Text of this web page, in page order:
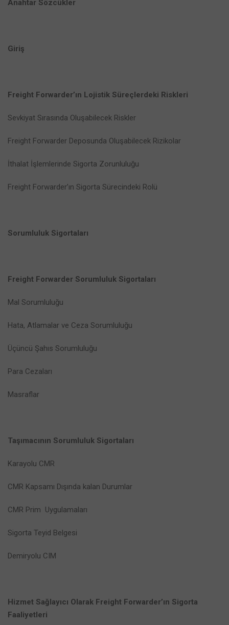
Anahtar Sözcükler
Giriş
Freight Forwarder’ın Lojistik Süreçlerdeki Riskleri
Sevkiyat Sırasında Oluşabilecek Riskler
Freight Forwarder Deposunda Oluşabilecek Rizikolar
İthalat İşlemlerinde Sigorta Zorunluluğu
Freight Forwarder’ın Sigorta Sürecindeki Rolü
Sorumluluk Sigortaları
Freight Forwarder Sorumluluk Sigortaları
Mal Sorumluluğu
Hata, Atlamalar ve Ceza Sorumluluğu
Üçüncü Şahıs Sorumluluğu
Para Cezaları
Masraflar
Taşımacının Sorumluluk Sigortaları
Karayolu CMR
CMR Kapsamı Dışında kalan Durumlar
CMR Prim Uygulamaları
Sigorta Teyid Belgesi
Demiryolu CIM
Hizmet Sağlayıcı Olarak Freight Forwarder’ın Sigorta
Faaliyetleri